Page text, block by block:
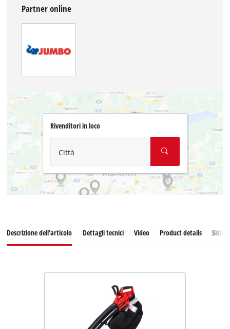
Partner online
Rivenditori in loco
Città
Descrizione dell'articolo Dettagli tecnici Video Product details